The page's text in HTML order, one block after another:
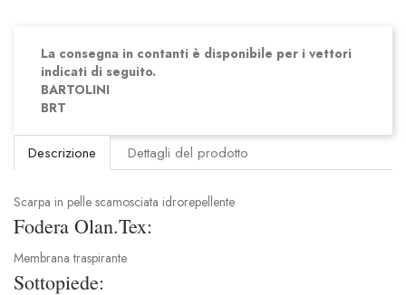
La consegna in contanti è disponibile per i vettori
indicati di seguito.
BARTOLINI
BRT
Descrizione Dettagli del prodotto
Scarpa in pelle scamosciata idrorepellente
Fodera Olan.Tex:
Membrana traspirante
Sottopiede: